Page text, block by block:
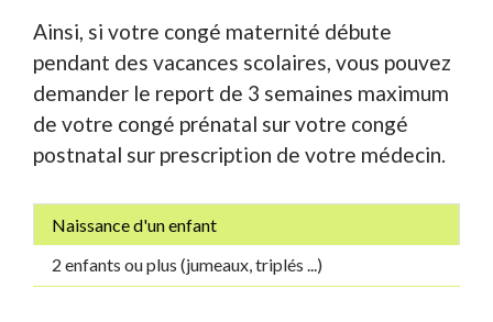
Ainsi, si votre congé maternité débute
pendant des vacances scolaires, vous pouvez
demander le report de 3 semaines maximum
de votre congé prénatal sur votre congé
postnatal sur prescription de votre médecin.
Naissance d'un enfant
2 enfants ou plus (jumeaux, triplés ...)